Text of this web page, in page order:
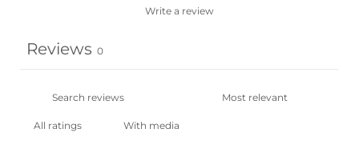
Write a review
Reviews 0
With media